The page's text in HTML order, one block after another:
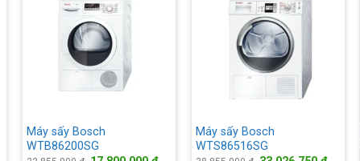
Máy sấy Bosch
WTB86200SG
Máy sấy Bosch
WTS86516SG